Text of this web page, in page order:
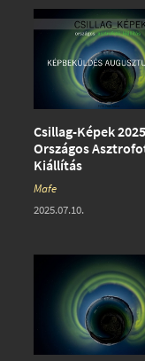
Csillag-Képek 2025
Országos
Kiállítás
Mafe
2025.07.10.